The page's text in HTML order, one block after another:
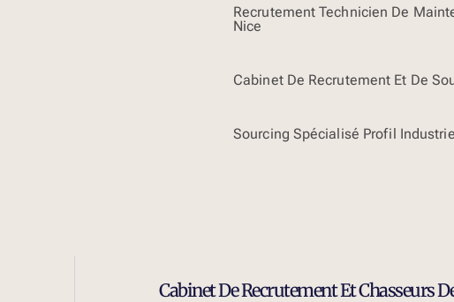
Recrutement Technicien De
Nice
Cabinet De Recrutement Et De
Sourcing Spécialisé Profil
Cabinet De Recrutement Et Chasseurs